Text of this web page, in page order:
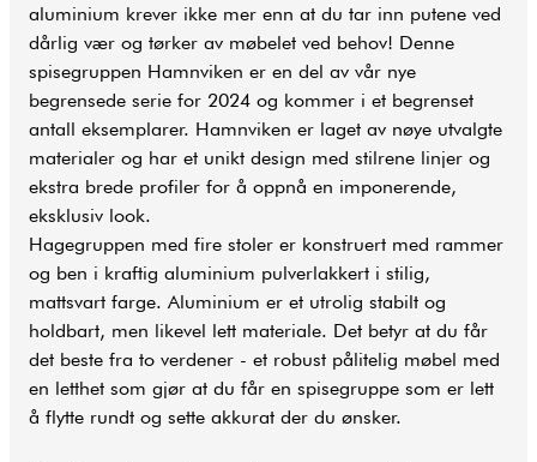
aluminium krever ikke mer enn at du tar inn putene ved
dårlig vær og tørker av møbelet ved behov! Denne
spisegruppen Hamnviken er en del av vår nye
begrensede serie for 2024 og kommer i et begrenset
antall eksemplarer. Hamnviken er laget av nøye utvalgte
materialer og har et unikt design med stilrene linjer og
ekstra brede profiler for å oppnå en imponerende,
eksklusiv look.
Hagegruppen med fire stoler er konstruert med rammer
og ben i kraftig aluminium pulverlakkert i stilig,
mattsvart farge. Aluminium er et utrolig stabilt og
holdbart, men likevel lett materiale. Det betyr at du får
det beste fra to verdener - et robust pålitelig møbel med
en letthet som gjør at du får en spisegruppe som er lett
å flytte rundt og sette akkurat der du ønsker.